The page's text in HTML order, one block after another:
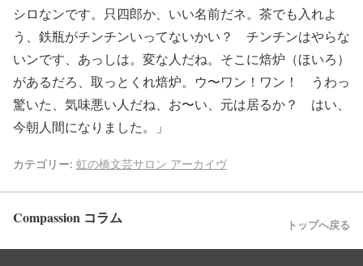
シロなンです。只四郎か、いい名前だネ。茶でも入れよ
う、鉄瓶がチンチンいってないかい？ チンチンはやらな
いンです、あっしは。変な人だね。そこに焙炉（ほいろ）
があるだろ、取っとくれ焙炉。ウ〜ワン！ワン！ うわっ
驚いた、気味悪い人だね、お〜い、元は居るか？ はい、
今朝人間になりました。」
カテゴリー: 虹の橋文芸サロン アーカイヴ
Compassion コラム トップへ戻る